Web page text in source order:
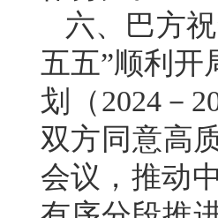
六、巴方
五五”顺利开
划（2024－
双方同意高
会议，推动